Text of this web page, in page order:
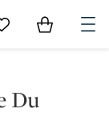
to My Favorites
Items in
Du